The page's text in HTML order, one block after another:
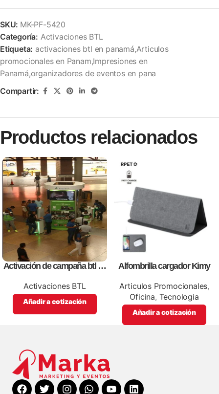
SKU: MK-PF-5420
Categoría: Activaciones BTL
Etiqueta: activaciones btl en panamá,Articulos
promocionales en Panam,Impresiones en
Panamá,organizadores de eventos en pana
Compartir:
Productos relacionados
Activación de campaña btl en
plaza central
Activaciones BTL
Añadir a cotización
Alfombrilla cargador Kimy
Articulos Promocionales,
Oficina, Tecnologia
Añadir a cotización